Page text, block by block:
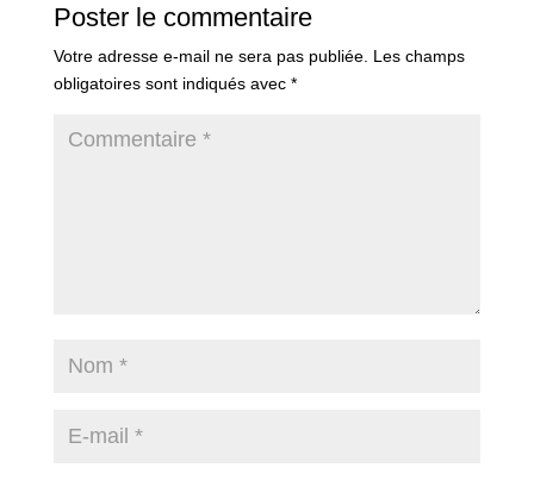
Poster le commentaire
Votre adresse e-mail ne sera pas publiée. Les champs
obligatoires sont indiqués avec *